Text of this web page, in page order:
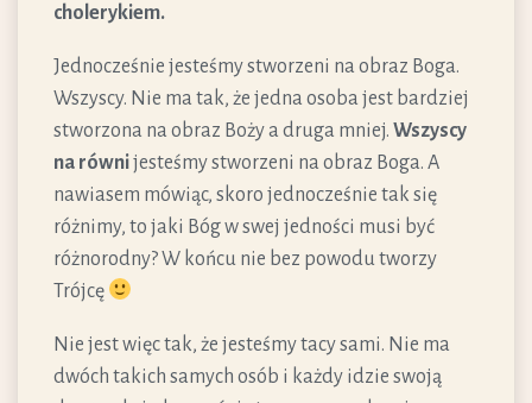
cholerykiem.
Jednocześnie jesteśmy stworzeni na obraz Boga.
Wszyscy. Nie ma tak, że jedna osoba jest bardziej
stworzona na obraz Boży a druga mniej. Wszyscy
na równijesteśmy stworzeni na obraz Boga. A
nawiasem mówiąc, skoro jednocześnie tak się
różnimy, to jaki Bóg w swej jedności musi być
różnorodny? W końcu nie bez powodu tworzy
Trójcę
Nie jest więc tak, że jesteśmy tacy sami. Nie ma
dwóch takich samych osób i każdy idzie swoją